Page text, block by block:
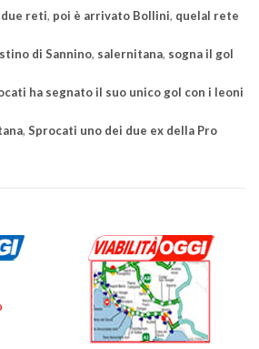
reti, poi è arrivato Bollini, quelal rete
di Sannino, salernitana, sogna il gol
ha segnato il suo unico gol con i leoni
, Sprocati uno dei due ex della Pro